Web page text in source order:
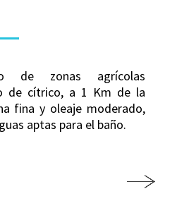
de zonas agrícolas
de cítrico, a 1 Km de la
fina y oleaje moderado,
aptas para el baño.